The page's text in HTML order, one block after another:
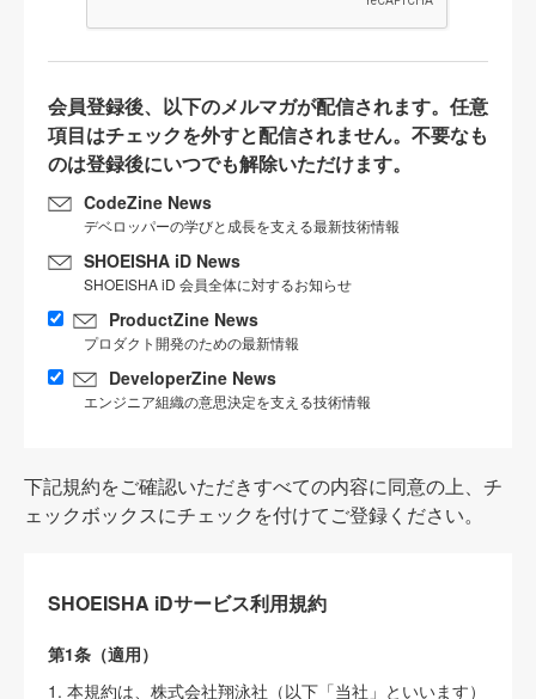
会員登録後、以下のメルマガが配信されます。任意
項目はチェックを外すと配信されません。不要なも
のは登録後にいつでも解除いただけます。
CodeZine News
デベロッパーの学びと成長を支える最新技術情報
SHOEISHA iD News
SHOEISHA iD 会員全体に対するお知らせ
ProductZine News
プロダクト開発のための最新情報
DeveloperZine News
エンジニア組織の意思決定を支える技術情報
下記規約をご確認いただきすべての内容に同意の上、チ
ェックボックスにチェックを付けてご登録ください。
SHOEISHA iDサービス利用規約
第1条（適用）
1. 本規約は、株式会社翔泳社（以下「当社」といいます）